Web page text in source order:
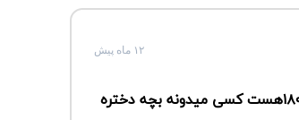
۱۲ ماه پیش
سلام من در ۹هفته ی بارداری هستم رفتم سونو ضربان قلب جنین ۱۸۰هست کسی میدونه بچه دختره